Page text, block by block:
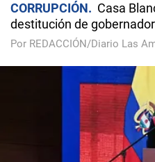
CORRUPCIÓN
Casa
destitución de
Por REDACCIÓN/Diario Las